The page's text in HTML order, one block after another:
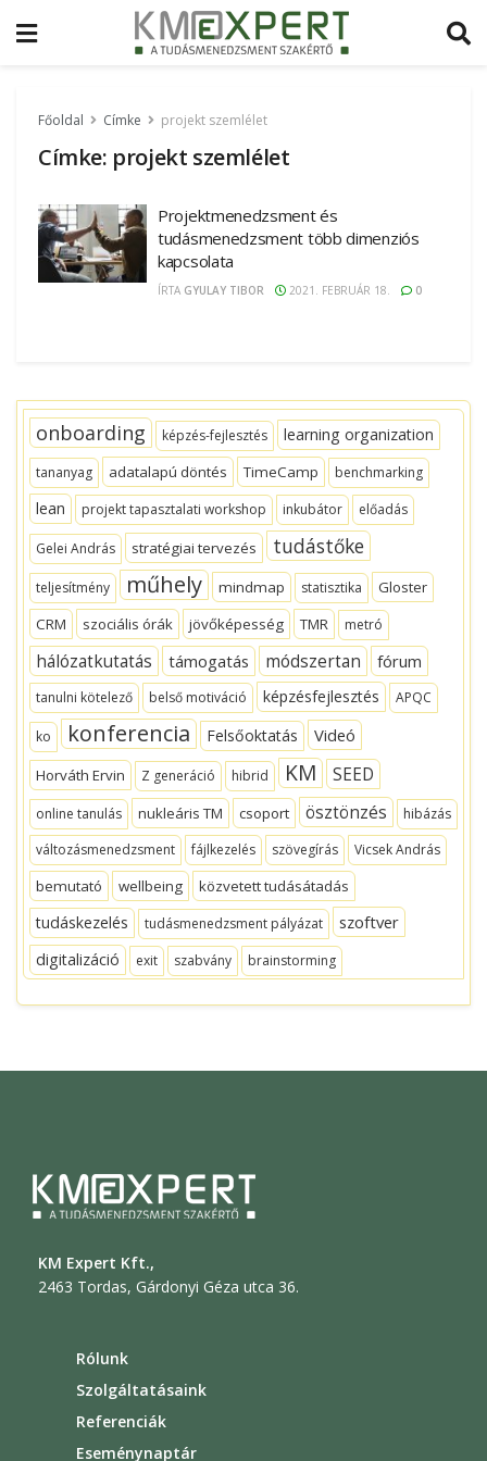
Főoldal Címke projekt szemlélet
Címke: projekt szemlélet
Projektmenedzsment és
tudásmenedzsment több dimenziós
kapcsolata
ÍRTA GYULAY TIBOR 2021. FEBRUÁR 18. 0
onboarding képzés-fejlesztés learning organization
tananyag adatalapú döntés TimeCamp benchmarking
lean projekt tapasztalati workshop inkubátor előadás
Gelei András stratégiai tervezés tudástőke
teljesítmény műhely mindmap statisztika
Gloster
CRM
szociális órák jövőképesség TMR metró
hálózatkutatás támogatás módszertan fórum
tanulni kötelező belső motiváció képzésfejlesztés APQC
ko konferencia Felsőoktatás Videó
Horváth Ervin Z generáció hibrid KM SEED
online tanulás nukleáris TM csoport ösztönzés
hibázás
változásmenedzsment
fájlkezelés szövegírás Vicsek András
bemutató wellbeing közvetett tudásátadás
tudáskezelés tudásmenedzsment pályázat szoftver
digitalizáció exit szabvány brainstorming
KM Expert Kft.,
2463 Tordas, Gárdonyi Géza utca 36.
Rólunk
Szolgáltatásaink
Referenciák
Eseménynaptár